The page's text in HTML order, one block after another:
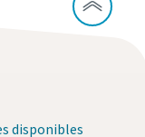
disponibles